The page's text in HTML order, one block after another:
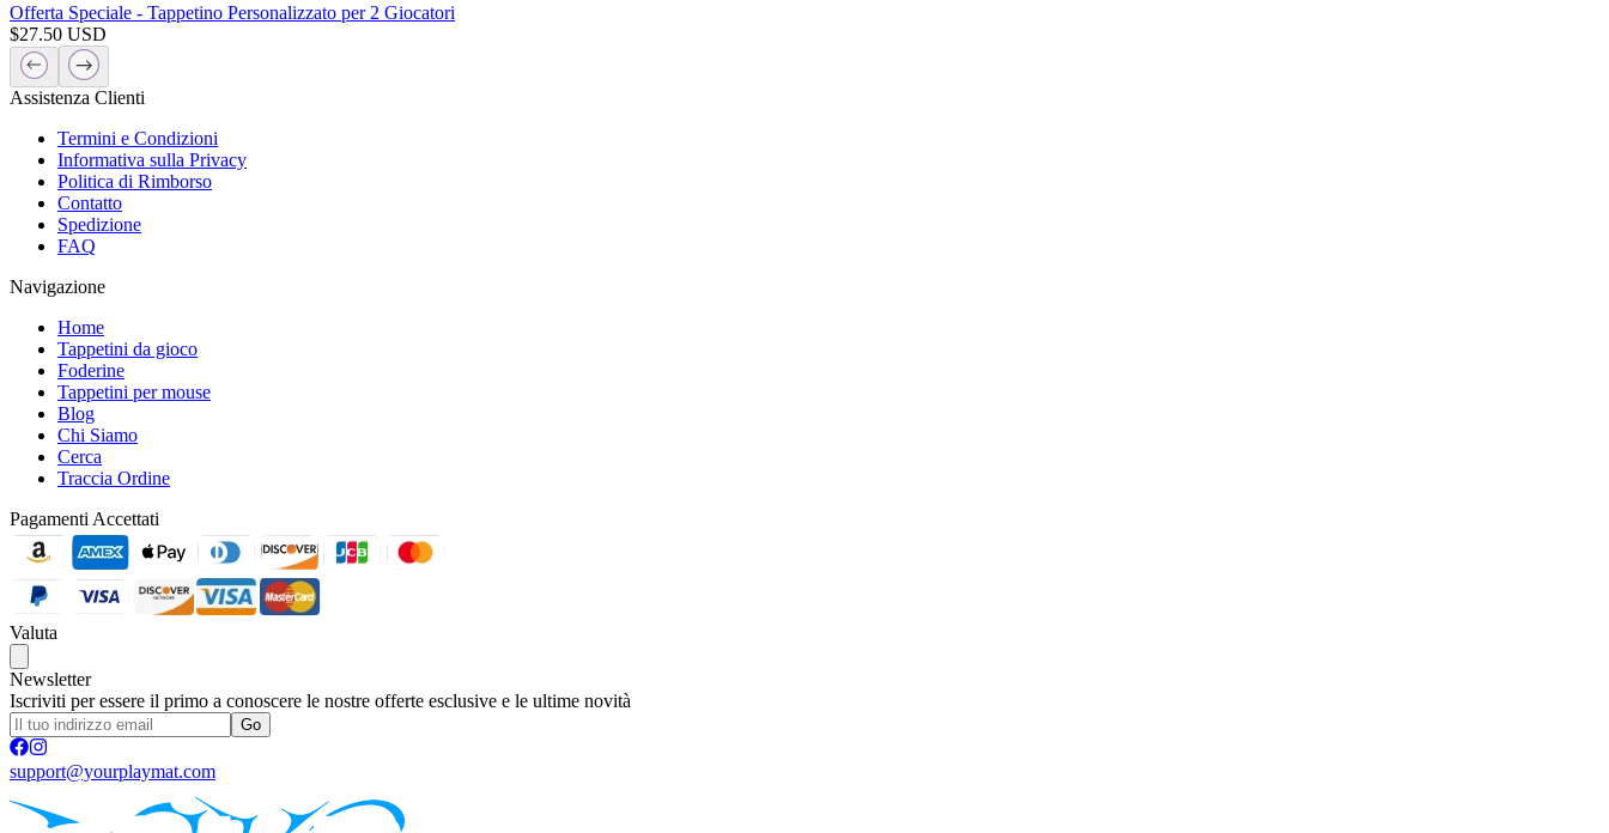
Offerta Speciale - Tappetino Personalizzato per 2 Giocatori
$27.50 USD
Assistenza Clienti
Termini e Condizioni
Informativa sulla Privacy
Politica di Rimborso
Contatto
Spedizione
FAQ
Navigazione
Home
Tappetini da gioco
Foderine
Tappetini per mouse
Blog
Chi Siamo
Cerca
Traccia Ordine
Pagamenti Accettati
Valuta
Newsletter
Iscriviti per essere il primo a conoscere le nostre offerte esclusive e le ultime novità
Go
support@yourplaymat.com